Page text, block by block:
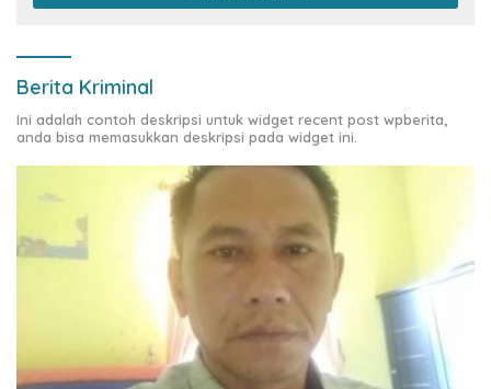
Berita Kriminal
Ini adalah contoh deskripsi untuk widget recent post wpberita,
anda bisa memasukkan deskripsi pada widget ini.